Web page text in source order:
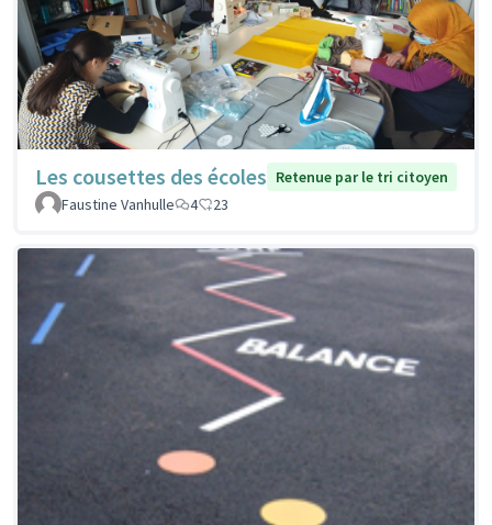
Les cousettes des écoles Retenue par le tri citoyen
Faustine Vanhulle
4 23